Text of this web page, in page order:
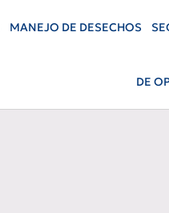
MANEJO DE DESECHOS
DE